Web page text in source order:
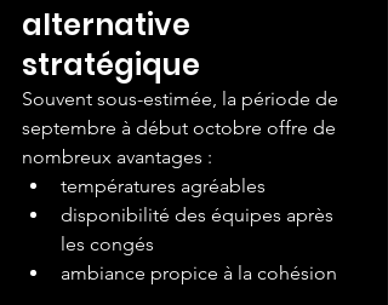
alternative
stratégique
Souvent sous-estimée, la période de
septembre à début octobre offre de
nombreux avantages :
températures agréables
disponibilité des équipes après
les congés
ambiance propice à la cohésion